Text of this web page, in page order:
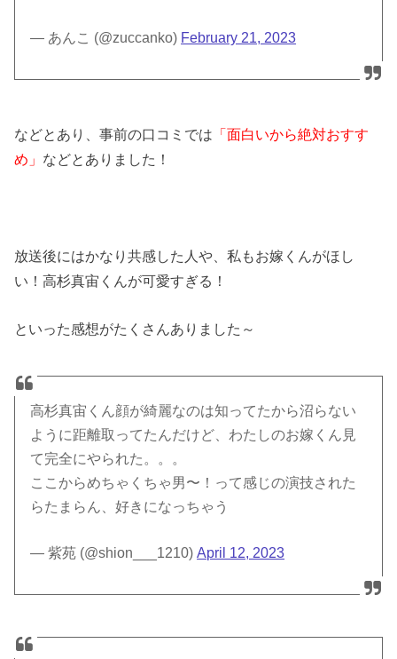
— あんこ (@zuccanko) February 21, 2023
などとあり、事前の口コミでは 「面白いから絶対おすす
め」 などとありました！
放送後にはかなり共感した人や、私もお嫁くんがほし
い！高杉真宙くんが可愛すぎる！
といった感想がたくさんありました～
高杉真宙くん顔が綺麗なのは知ってたから沼らない
ように距離取ってたんだけど、わたしのお嫁くん見
て完全にやられた。。。
ここからめちゃくちゃ男〜！って感じの演技された
らたまらん、好きになっちゃう
— 紫苑 (@shion___1210)April 12, 2023